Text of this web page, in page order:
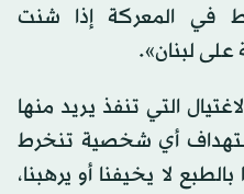
في المعركة إذا شنت
لبنان».
التي تنفذ يريد منها
أي شخصية تنخرط
لا يخيفنا أو يرهبنا،